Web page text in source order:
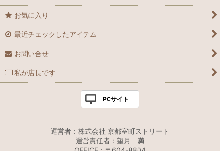
お気に入り
最近チェックしたアイテム
お問い合せ
私が店長です
PCサイト
運営者：株式会社 京都室町ストリート
運営責任者：望月 満